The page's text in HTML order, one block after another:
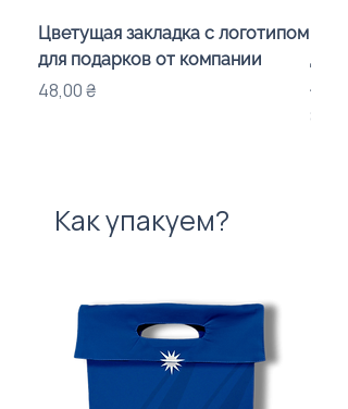
Цветущая закладка с логотипом
для подарков от компании
Цена
48,00 ₴
для
Цена
Как упакуем?